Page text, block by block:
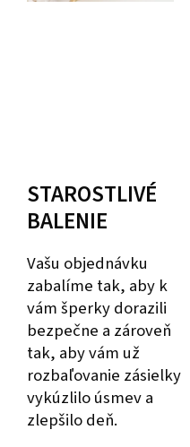
STAROSTLIVÉ
BALENIE
Vašu objednávku
zabalíme tak, aby k
vám šperky dorazili
bezpečne a zároveň
tak, aby vám už
rozbaľovanie zásielky
vykúzlilo úsmev a
zlepšilo deň.